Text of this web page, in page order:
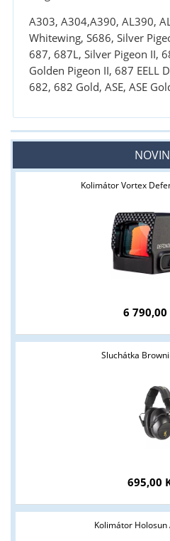
A303, A304,A390, AL390,
Whitewing, S686, Silver
687, 687L, Silver Pigeon II,
Golden Pigeon II, 687 EELL
682, 682 Gold, ASE, ASE
Kolimátor Vortex
6 790,00
Sluchátka
695,00
Kolimátor Holosun